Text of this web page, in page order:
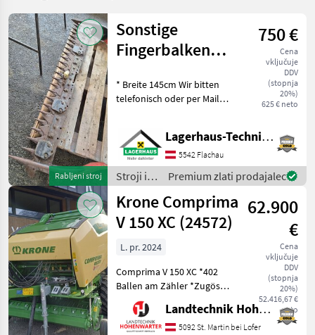
Rabljeni stroj
Sonstige
Fingerbalken
750 €
Cena
vključuje
DDV
(stopnja
20%)
625 € neto
* Breite 145cm Wir bitten
telefonisch oder per Mail
ausreichend Zeit für die
Beratung und eventuell
einer Probefahrt für Sie zu
re
Lagerhaus-Technik Flachau
5542 Flachau
Stroji in
oprema
za žetev
in
spravilo
Premium zlati prodajalec
Krone Comprima
V 150 XC (24572)
62.900
€
Cena
vključuje
DDV
(stopnja
20%)
52.416,67 €
neto
L. pr. 2024
Comprima V 150 XC *402
Ballen am Zähler *Zugöse
Obenanhängung
*Schneidwerk mit 17 Messer
*Gelenkwelle *Hydraul.
Landtechnik Hohenwarter GmbH
5092 St. Martin bei Lofer